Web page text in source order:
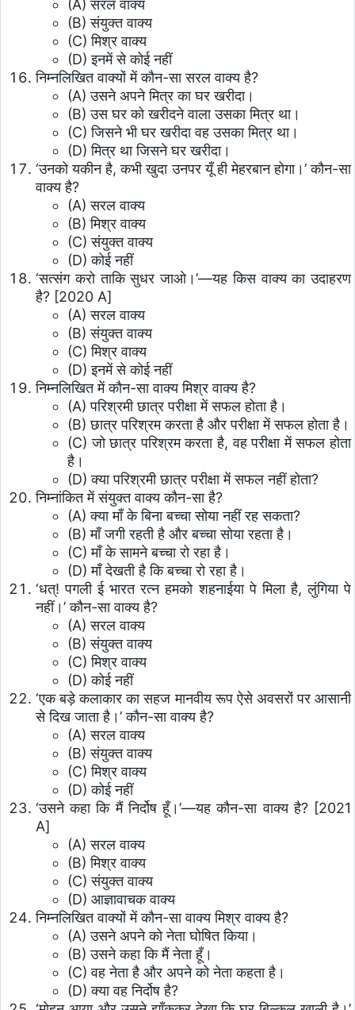
(A) सरल वाक्य
(B) संयुक्त वाक्य
(C) मिश्र वाक्य
(D) इनमें से कोई नहीं
निम्नलिखित वाक्यों में कौन-सा सरल वाक्य है?
(A) उसने अपने मित्र का घर खरीदा।
(B) उस घर को खरीदने वाला उसका मित्र था।
(C) जिसने भी घर खरीदा वह उसका मित्र था।
(D) मित्र था जिसने घर खरीदा।
‘उनको यकीन है, कभी खुदा उनपर यूँ ही मेहरबान होगा।’ कौन-सा
वाक्य है?
(A) सरल वाक्य
(B) मिश्र वाक्य
(C) संयुक्त वाक्य
(D) कोई नहीं
‘सत्संग करो ताकि सुधर जाओ।’—यह किस वाक्य का उदाहरण
है? [2020 A]
(A) सरल वाक्य
(B) संयुक्त वाक्य
(C) मिश्र वाक्य
(D) इनमें से कोई नहीं
निम्नलिखित में कौन-सा वाक्य मिश्र वाक्य है?
(A) परिश्रमी छात्र परीक्षा में सफल होता है।
(B) छात्र परिश्रम करता है और परीक्षा में सफल होता है।
(C) जो छात्र परिश्रम करता है, वह परीक्षा में सफल होता
है।
(D) क्या परिश्रमी छात्र परीक्षा में सफल नहीं होता?
निम्नांकित में संयुक्त वाक्य कौन-सा है?
(A) क्या माँ के बिना बच्चा सोया नहीं रह सकता?
(B) माँ जगी रहती है और बच्चा सोया रहता है।
(C) माँ के सामने बच्चा रो रहा है।
(D) माँ देखती है कि बच्चा रो रहा है।
‘धत्! पगली ई भारत रत्न हमको शहनाईया पे मिला है, लुंगिया पे
नहीं।’ कौन-सा वाक्य है?
(A) सरल वाक्य
(B) संयुक्त वाक्य
(C) मिश्र वाक्य
(D) कोई नहीं
‘एक बड़े कलाकार का सहज मानवीय रूप ऐसे अवसरों पर आसानी
से दिख जाता है।’ कौन-सा वाक्य है?
(A) सरल वाक्य
(B) संयुक्त वाक्य
(C) मिश्र वाक्य
(D) कोई नहीं
‘उसने कहा कि मैं निर्दोष हूँ।’—यह कौन-सा वाक्य है? [2021
A]
(A) सरल वाक्य
(B) मिश्र वाक्य
(C) संयुक्त वाक्य
(D) आज्ञावाचक वाक्य
निम्नलिखित वाक्यों में कौन-सा वाक्य मिश्र वाक्य है?
(A) उसने अपने को नेता घोषित किया।
(B) उसने कहा कि मैं नेता हूँ।
(C) वह नेता है और अपने को नेता कहता है।
(D) क्या वह निर्दोष है?